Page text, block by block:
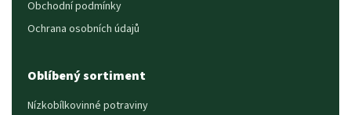
Obchodní podmínky
Ochrana osobních údajů
Oblíbený sortiment
Nízkobílkovinné potraviny